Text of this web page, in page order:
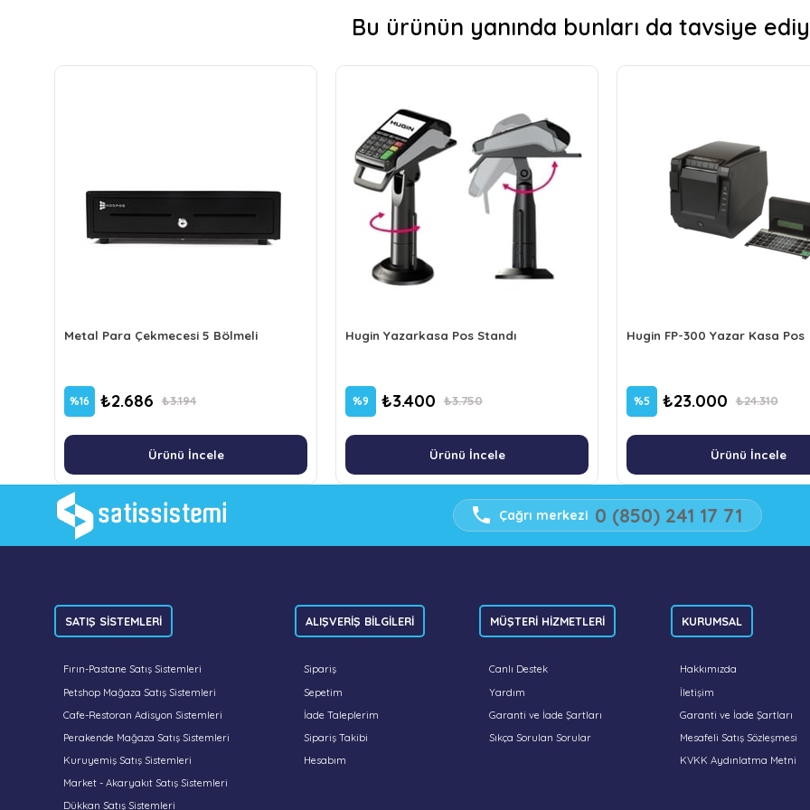
Bu ürünün yanında bunları da tavsiye
Metal Para Çekmecesi 5 Bölmeli
%16 ₺2.686 ₺3.194
Ürünü İncele
Hugin Yazarkasa Pos Standı
%9 ₺3.400 ₺3.750
Ürünü İncele
Hugin FP-300 Yazar Kasa Pos
%5 ₺23.000 ₺24.310
Ürünü İncele
Çağrı merkezi 0 (850) 241 17 71
SATIŞ SİSTEMLERİ
Fırın-Pastane Satış Sistemleri
Petshop Mağaza Satış Sistemleri
Cafe-Restoran Adisyon Sistemleri
Perakende Mağaza Satış Sistemleri
Kuruyemiş Satış Sistemleri
Market - Akaryakıt Satış Sistemleri
Dükkan Satış Sistemleri
ALIŞVERİŞ BİLGİLERİ
Sipariş
Sepetim
İade Taleplerim
Sipariş Takibi
Hesabım
MÜŞTERİ HİZMETLERİ
Canlı Destek
Yardım
Garanti ve İade Şartları
Sıkça Sorulan Sorular
KURUMSAL
Hakkımızda
İletişim
Garanti ve İade Şartları
Mesafeli Satış Sözleşmesi
KVKK Aydınlatma Metni